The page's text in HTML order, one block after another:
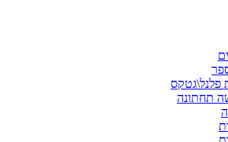
פלנל\גטקס
תחתונה